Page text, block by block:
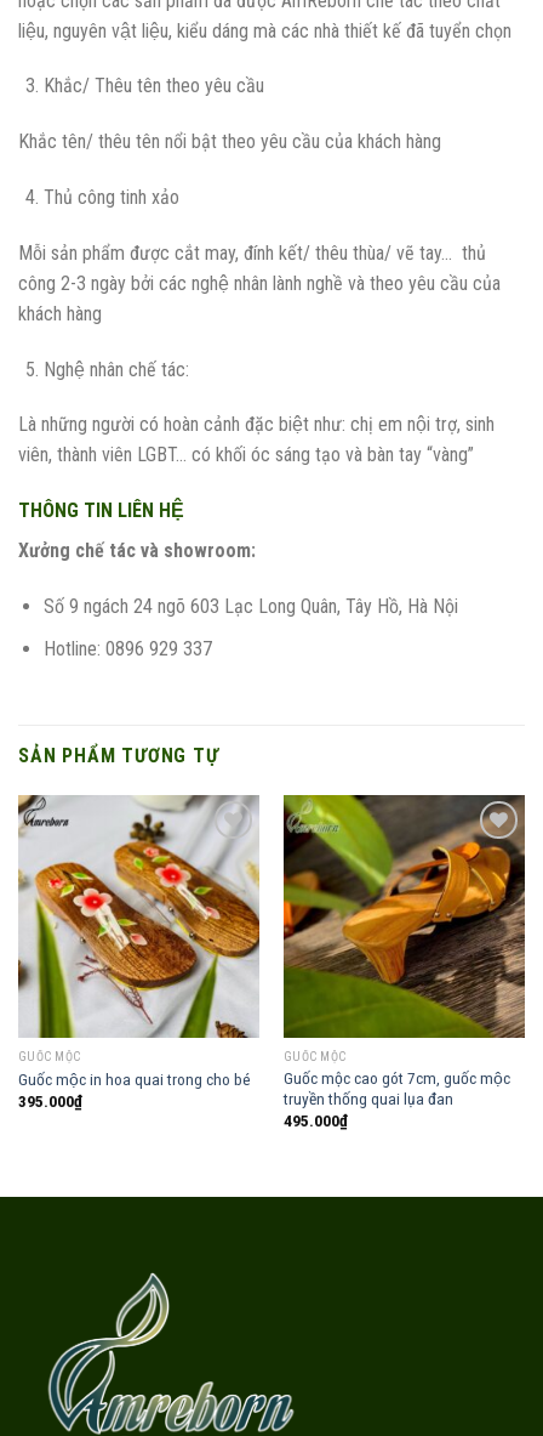
liệu, nguyên vật liệu, kiểu dáng mà các nhà thiết kế đã tuyển chọn
Khắc/ Thêu tên theo yêu cầu
Khắc tên/ thêu tên nổi bật theo yêu cầu của khách hàng
Thủ công tinh xảo
Mỗi sản phẩm được cắt may, đính kết/ thêu thùa/ vẽ tay… thủ
công 2-3 ngày bởi các nghệ nhân lành nghề và theo yêu cầu của
khách hàng
Nghệ nhân chế tác:
Là những người có hoàn cảnh đặc biệt như: chị em nội trợ, sinh
viên, thành viên LGBT… có khối óc sáng tạo và bàn tay “vàng”
THÔNG TIN LIÊN HỆ
Xưởng chế tác và showroom:
Số 9 ngách 24 ngõ 603 Lạc Long Quân, Tây Hồ, Hà Nội
Hotline: 0896 929 337
SẢN PHẨM TƯƠNG TỰ
Add to
wishlist
GUỐC MỘC
Guốc mộc in hoa quai trong cho bé
395.000₫
Add to
wishlist
GUỐC MỘC
Guốc mộc cao gót 7cm, guốc mộc
truyền thống quai lụa đan
495.000₫